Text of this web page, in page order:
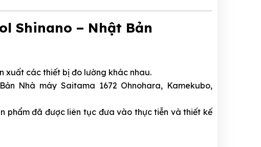
Shinano – Nhật Bản
xuất các thiết bị đo lường khác nhau.
Nhà máy Saitama 1672 Ohnohara, Kamekubo,
phẩm đã được liên tục đưa vào thực tiễn và thiết kế